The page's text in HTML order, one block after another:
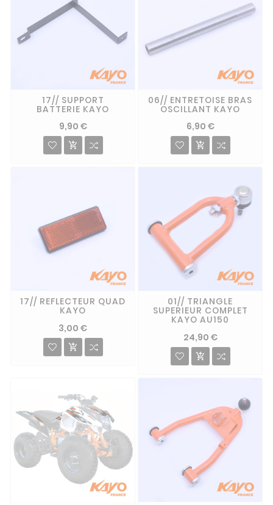
17// SUPPORT
BATTERIE KAYO
9,90 €

06// ENTRETOISE BRAS
OSCILLANT KAYO
6,90 €

17// REFLECTEUR QUAD
KAYO
3,00 €

01// TRIANGLE
SUPERIEUR COMPLET
KAYO AU150
24,90 €
